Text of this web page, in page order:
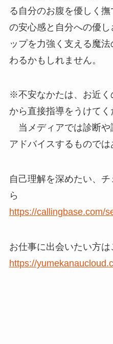
る自分のお腹を優しく
の安心感と自分への優
ップを力強く支える魔
わるかもしれません。
※不安なかたは、お近く
から直接指導をうけてく
当メディアでは診断や
アドバイスするものでは
自己理解を深めたい、
ら
https://callingbase.com/
お仕事に出会いたい方は
https://